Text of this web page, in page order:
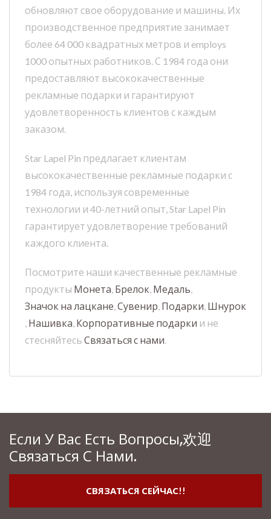
обновляют свое оборудование и машины. Их
производственное предприятие занимает
более 64 000 квадратных метров и employs
1000 опытных работников. С 1984 года они
предоставляют высококачественные
рекламные подарки и гарантируют
удовлетворенность клиентов с каждым
заказом.
Star Lapel Pin предлагает клиентам
высококачественные рекламные подарки с
1984 года, используя современные
технологии и 40-летний опыт, Star Lapel Pin
гарантирует удовлетворение требований
каждого клиента.
Посмотрите наши качественные рекламные
продукты Монета, Брелок, Медаль,
Значок на лацкане,Сувенир, Подарки, Шнурок
, Нашивка, Корпоративные подарки и не
стесняйтесь Связаться с нами.
Если У Вас Есть Вопросы,欢迎
Связаться С Нами.
СВЯЗАТЬСЯ СЕЙЧАС!!